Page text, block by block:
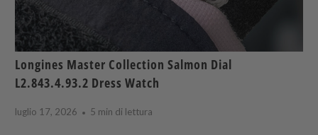
Longines Master Collection Salmon Dial
L2.843.4.93.2 Dress Watch
luglio 17, 2026 5 min di lettura